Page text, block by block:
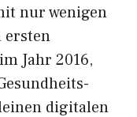
nur wenigen
ersten
Jahr 2016,
digitalen